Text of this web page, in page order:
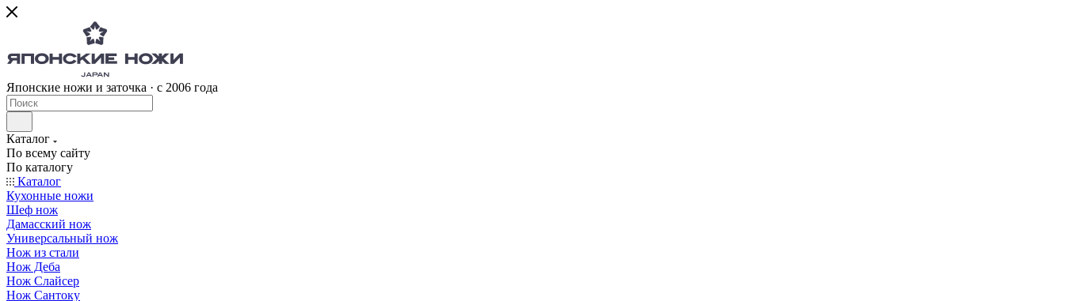
Японские ножи и заточка · с 2006 года
Каталог
По всему сайту
По каталогу
Каталог
Кухонные ножи
Шеф нож
Дамасский нож
Универсальный нож
Нож из стали
Нож Деба
Нож Слайсер
Нож Сантоку